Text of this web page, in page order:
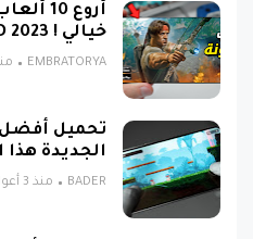
أروع
خيالي ! HD 2023
EMBRATORYA منذ 3
تحميل أفضل
الجديدة هذا
BADER منذ 3 أعوام